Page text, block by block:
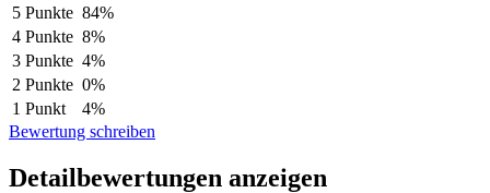
5 Punkte 84%
4 Punkte 8%
3 Punkte 4%
2 Punkte 0%
1 Punkt
4%
Bewertung schreiben
Detailbewertungen anzeigen